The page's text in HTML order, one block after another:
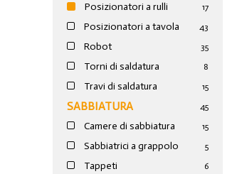
Posizionatori a rulli 17
Posizionatori a tavola 43
Robot 35
Torni di saldatura 8
Travi di saldatura 15
SABBIATURA 45
Camere di sabbiatura 15
Sabbiatrici a grappolo 5
Tappeti 6